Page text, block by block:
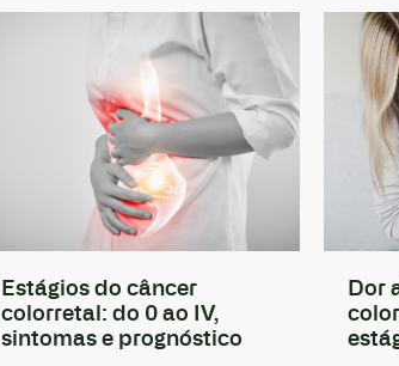
Estágios do câncer
colorretal: do 0 ao IV,
sintomas e prognóstico
Dor